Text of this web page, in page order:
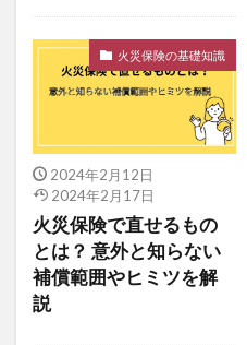
火災保険の基礎知識
2024年2月12日
2024年2月17日
火災保険で直せるもの
とは？ 意外と知らない
補償範囲やヒミツを解
説